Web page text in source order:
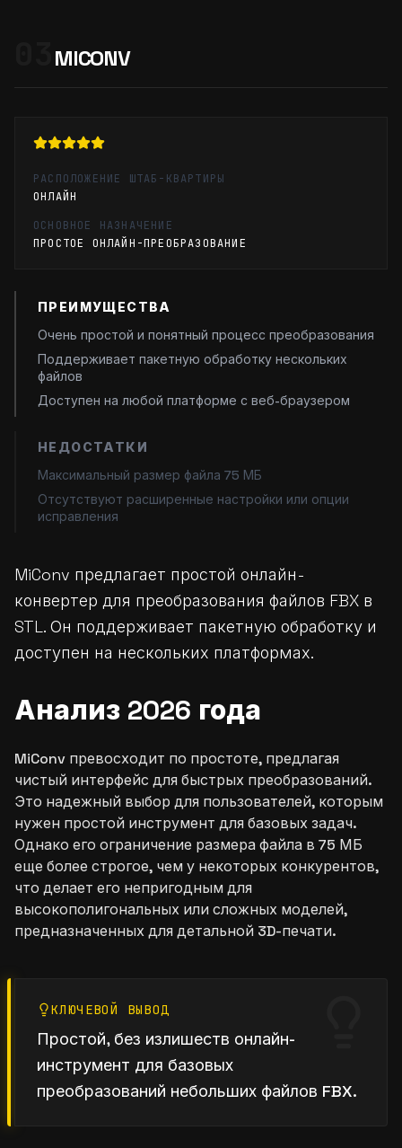
MICONV
РАСПОЛОЖЕНИЕ ШТАБ-КВАРТИРЫ
ОНЛАЙН
ОСНОВНОЕ НАЗНАЧЕНИЕ
ПРОСТОЕ ОНЛАЙН-ПРЕОБРАЗОВАНИЕ
ПРЕИМУЩЕСТВА
Очень простой и понятный процесс преобразования
Поддерживает пакетную обработку нескольких
файлов
Доступен на любой платформе с веб-браузером
НЕДОСТАТКИ
Максимальный размер файла 75 МБ
Отсутствуют расширенные настройки или опции
исправления
MiConv предлагает простой онлайн-
конвертер для преобразования файлов FBX в
STL. Он поддерживает пакетную обработку и
доступен на нескольких платформах.
Анализ 2026 года
MiConv превосходит по простоте, предлагая
чистый интерфейс для быстрых преобразований.
Это надежный выбор для пользователей, которым
нужен простой инструмент для базовых задач.
Однако его ограничение размера файла в 75 МБ
еще более строгое, чем у некоторых конкурентов,
что делает его непригодным для
высокополигональных или сложных моделей,
предназначенных для детальной 3D-печати.
КЛЮЧЕВОЙ ВЫВОД
Простой, без излишеств онлайн-
инструмент для базовых
преобразований небольших файлов FBX.